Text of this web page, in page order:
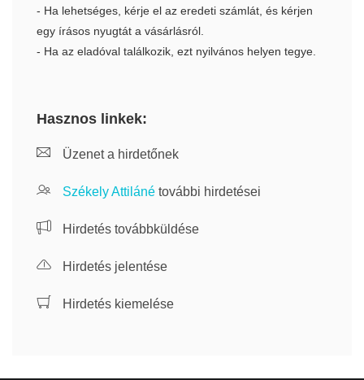
- Ha lehetséges, kérje el az eredeti számlát, és kérjen
egy írásos nyugtát a vásárlásról.
- Ha az eladóval találkozik, ezt nyilvános helyen tegye.
Hasznos linkek:
Üzenet a hirdetőnek
Székely Attiláné további hirdetései
Hirdetés továbbküldése
Hirdetés jelentése
Hirdetés kiemelése